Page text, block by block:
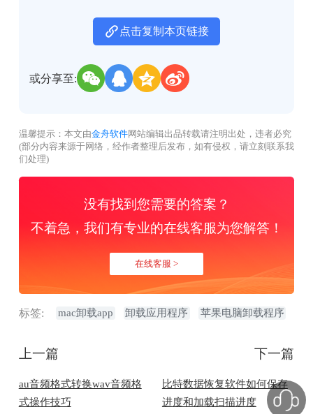
点击复制本页链接
或分享至:
温馨提示：本文由金舟软件网站编辑出品转载请注明出处，违者必究
(部分内容来源于网络，经作者整理后发布，如有侵权，请立刻联系我
们处理)
没有找到您需要的答案？
不着急，我们有专业的在线客服为您解答！
在线客服 >
标签: mac卸载app 卸载应用程序 苹果电脑卸载程序
上一篇
au音频格式转换wav音频格
式操作技巧
下一篇
比特数据恢复软件如何保存
进度和加载扫描进度